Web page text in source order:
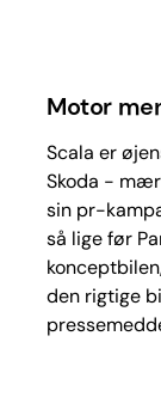
Motor
Scala er
Skoda -
sin pr-
så lige før
den rigtige